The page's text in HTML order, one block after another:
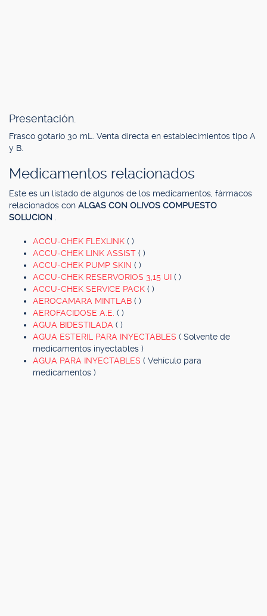
Presentación.
Frasco gotario 30 mL. Venta directa en establecimientos tipo A
y B.
Medicamentos relacionados
Este es un listado de algunos de los medicamentos, fármacos
relacionados con ALGAS CON OLIVOS COMPUESTO
SOLUCION
ACCU-CHEK FLEXLINK ( )
ACCU-CHEK LINK ASSIST ( )
ACCU-CHEK PUMP SKIN ( )
ACCU-CHEK RESERVORIOS 3,15 UI ( )
ACCU-CHEK SERVICE PACK ( )
AEROCAMARA MINTLAB ( )
AEROFACIDOSE A.E. ( )
AGUA BIDESTILADA ( )
AGUA ESTERIL PARA INYECTABLES ( Solvente de
medicamentos inyectables )
AGUA PARA INYECTABLES ( Vehículo para
medicamentos )